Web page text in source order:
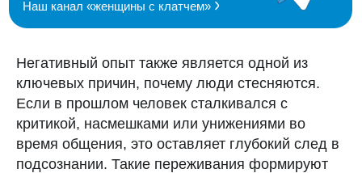
Негативный опыт также является одной из
ключевых причин, почему люди стесняются.
Если в прошлом человек сталкивался с
критикой, насмешками или унижениями во
время общения, это оставляет глубокий след в
подсознании. Такие переживания формируют